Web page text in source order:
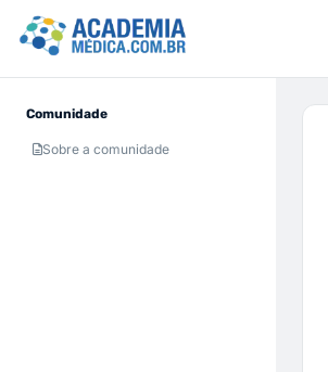
Comunidade
Sobre a comunidade